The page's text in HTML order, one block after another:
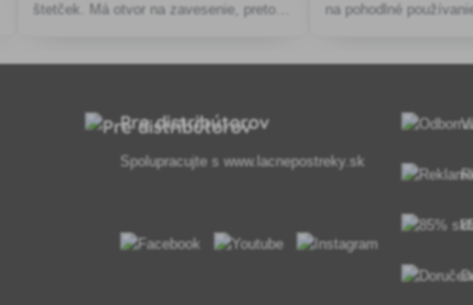
štetček. Má otvor na zavesenie, preto
na pohodlné
Pre distribútorov
Spolupracujte swww.lacnepostreky.sk